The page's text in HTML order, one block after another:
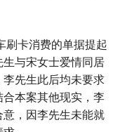
刷卡消费的单据提起
与宋女士爱情同居
先生此后均未要求
本案其他现实，李
，因李先生未能就